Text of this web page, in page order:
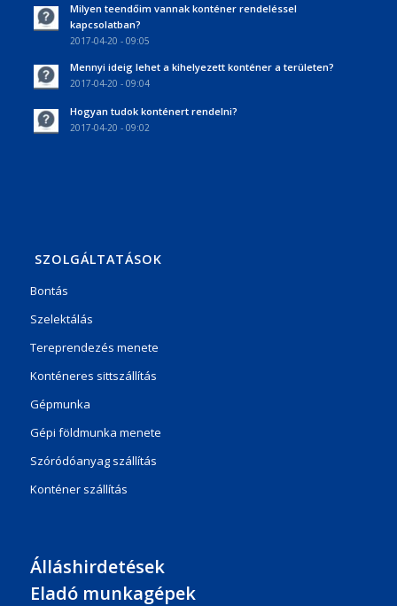
Milyen teendőim vannak konténer rendeléssel
kapcsolatban?
2017-04-20 - 09:05
Mennyi ideig lehet a kihelyezett konténer a területen?
2017-04-20 - 09:04
Hogyan tudok konténert rendelni?
2017-04-20 - 09:02
SZOLGÁLTATÁSOK
Bontás
Szelektálás
Tereprendezés menete
Konténeres sittszállítás
Gépmunka
Gépi földmunka menete
Szóródóanyag szállítás
Konténer szállítás
Álláshirdetések
Eladó munkagépek